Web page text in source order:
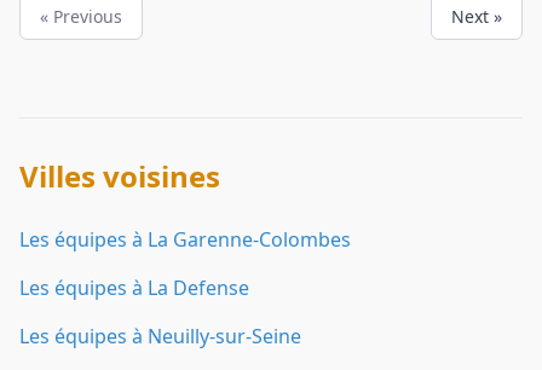
« Previous Next »
Villes voisines
Les équipes à La Garenne-Colombes
Les équipes à La Defense
Les équipes à Neuilly-sur-Seine